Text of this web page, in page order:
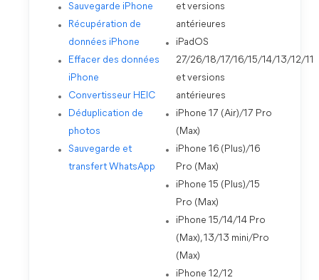
Sauvegarde iPhone
Récupération de
données iPhone
Effacer des données
iPhone
Convertisseur HEIC
Déduplication de
photos
Sauvegarde et
transfert WhatsApp
et versions
antérieures
iPadOS
27/26/18/17/16/15/14/13/12/11
et versions
antérieures
iPhone 17 (Air)/17 Pro
(Max)
iPhone 16 (Plus)/16
Pro (Max)
iPhone 15 (Plus)/15
Pro (Max)
iPhone 15/14/14 Pro
(Max), 13/13 mini/Pro
(Max)
iPhone 12/12